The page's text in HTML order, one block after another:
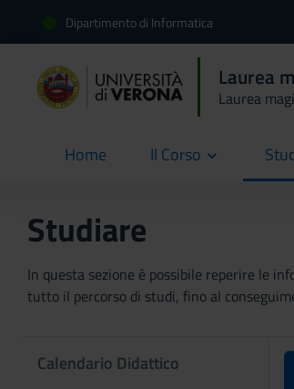
Dipartimento di Informatica
Laurea
Laurea
Home
current Il Corso
Studiare
In questa sezione è possibile reperire le
tutto il percorso di studi, fino al
Calendario Didattico